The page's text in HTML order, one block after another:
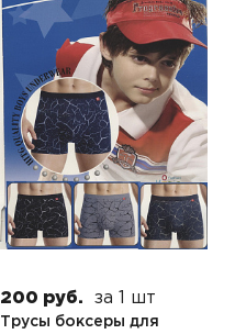
200 руб. за 1 шт
Трусы боксеры для